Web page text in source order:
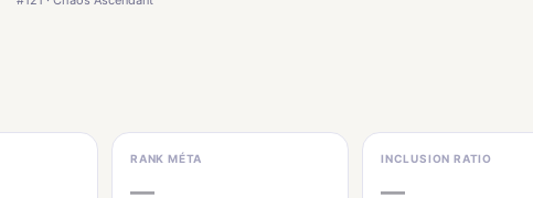
RANK MÉTA
—
INCLUSION RATIO
—